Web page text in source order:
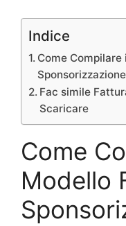
Indice
Come
Sponsorizzazione
Fac simile
Scaricare
Come
Modello